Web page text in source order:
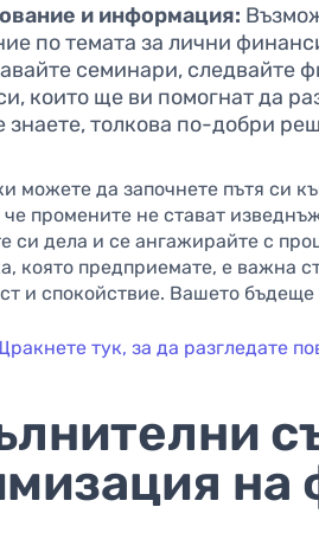
и информация:
по темата за лични
семинари, следвайте
които ще ви помогнат да
знаете, толкова по-добри
можете да започнете пътя си
че промените не стават
си дела и се ангажирайте с
която предприемате, е важна
и спокойствие. Вашето
тук, за да разгледате
на